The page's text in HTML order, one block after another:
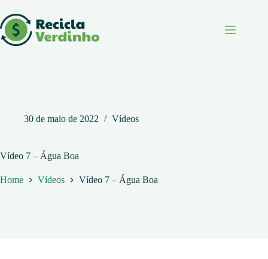
para
o
conteúdo
30 de maio de 2022 Vídeos
Vídeo 7 – Água Boa
Home Vídeos Vídeo 7 – Água Boa